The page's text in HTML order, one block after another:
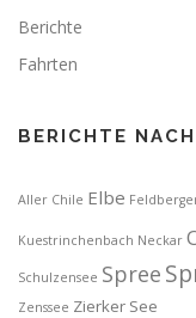
Berichte
Fahrten
BERICHTE
Aller Chile Elbe
Kuestrinchenbach Neckar
Schulzensee Spree
Zenssee Zierker See